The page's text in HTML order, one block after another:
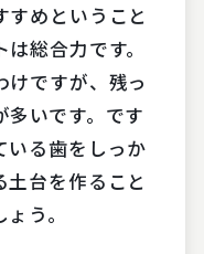
めということ
総合力です。
けですが、残っ
いです。です
いる歯をしっか
土台を作ること
う。